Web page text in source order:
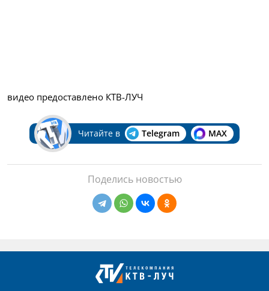
видео предоставлено КТВ-ЛУЧ
Читайте в Telegram MAX
Поделись новостью